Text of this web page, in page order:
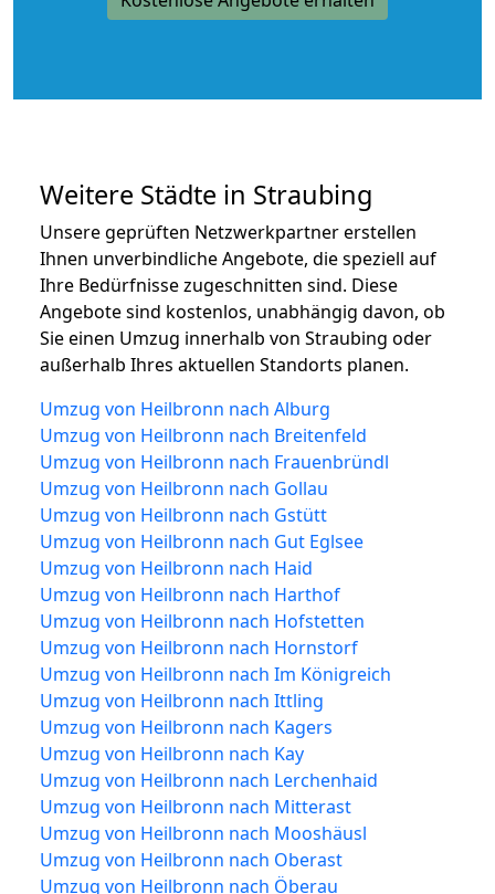
Weitere Städte in Straubing
Unsere geprüften Netzwerkpartner erstellen
Ihnen unverbindliche Angebote, die speziell auf
Ihre Bedürfnisse zugeschnitten sind. Diese
Angebote sind kostenlos, unabhängig davon, ob
Sie einen Umzug innerhalb von Straubing oder
außerhalb Ihres aktuellen Standorts planen.
Umzug von Heilbronn nach Alburg
Umzug von Heilbronn nach Breitenfeld
Umzug von Heilbronn nach Frauenbründl
Umzug von Heilbronn nach Gollau
Umzug von Heilbronn nach Gstütt
Umzug von Heilbronn nach Gut Eglsee
Umzug von Heilbronn nach Haid
Umzug von Heilbronn nach Harthof
Umzug von Heilbronn nach Hofstetten
Umzug von Heilbronn nach Hornstorf
Umzug von Heilbronn nach Im Königreich
Umzug von Heilbronn nach Ittling
Umzug von Heilbronn nach Kagers
Umzug von Heilbronn nach Kay
Umzug von Heilbronn nach Lerchenhaid
Umzug von Heilbronn nach Mitterast
Umzug von Heilbronn nach Mooshäusl
Umzug von Heilbronn nach Oberast
Umzug von Heilbronn nach Öberau